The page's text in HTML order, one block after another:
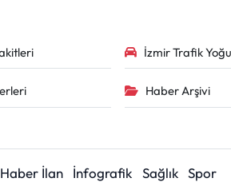
İzmir Trafik
Haber Arşivi
Haber İlan İnfografik Sağlık Spor